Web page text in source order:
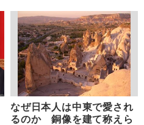
なぜ日本人は中東で愛され
るのか 銅像を建て称えら